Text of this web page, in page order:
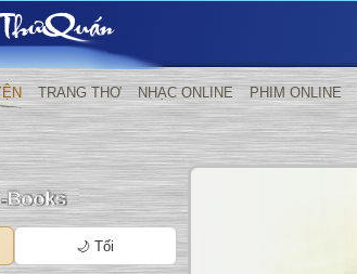
TRANG THƠ NHẠC ONLINE PHIM ONLINE
🌙 Tối